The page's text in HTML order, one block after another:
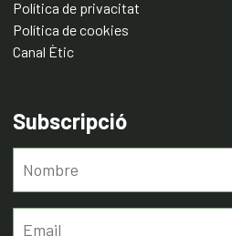
Política de privacitat
Política de cookies
Canal Ètic
Subscripció